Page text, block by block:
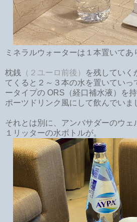
ミネラルウォーターは１本置いてあ
枕銭 （２ユーロ前後）
を残していく
てくると２～３本の水を置いていっ
ータイプの ORS（経口補水液）を
ポーツドリンク風にして飲んでいま
それとは別に、アンバサダーのウェ
１リッターの水ボトルが。